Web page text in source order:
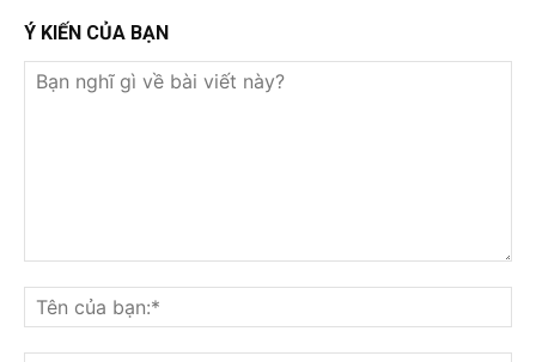
Ý KIẾN CỦA BẠN
nghĩ
gì
về